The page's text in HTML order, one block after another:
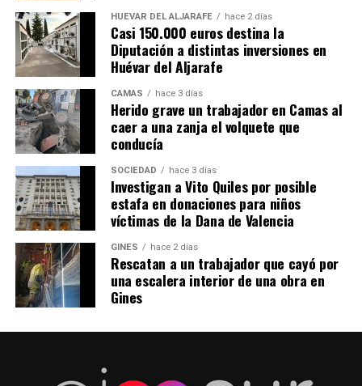
HUÉVAR DEL ALJARAFE hace 2 días
Casi 150.000 euros destina la
Diputación a distintas inversiones en
Huévar del Aljarafe
CAMAS hace 3 días
Herido grave un trabajador en Camas al
caer a una zanja el volquete que
conducía
SOCIEDAD hace 3 días
Investigan a Vito Quiles por posible
estafa en donaciones para niños
víctimas de la Dana de Valencia
GINES hace 2 días
Rescatan a un trabajador que cayó por
una escalera interior de una obra en
Gines